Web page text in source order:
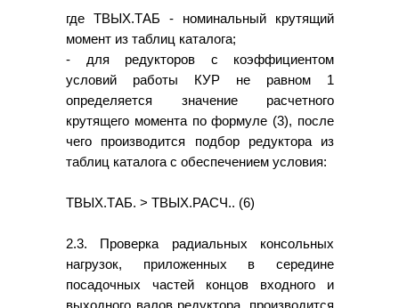
где ТВЫХ.ТАБ - номинальный крутящий
момент из таблиц каталога;
- для редукторов с коэффициентом
условий работы КУР не равном 1
определяется значение расчетного
крутящего момента по формуле (3), после
чего производится подбор редуктора из
таблиц каталога с обеспечением условия:
ТВЫХ.ТАБ. > ТВЫХ.РАСЧ.. (6)
2.3. Проверка радиальных консольных
нагрузок, приложенных в середине
посадочных частей концов входного и
выходного валов редуктора, производится